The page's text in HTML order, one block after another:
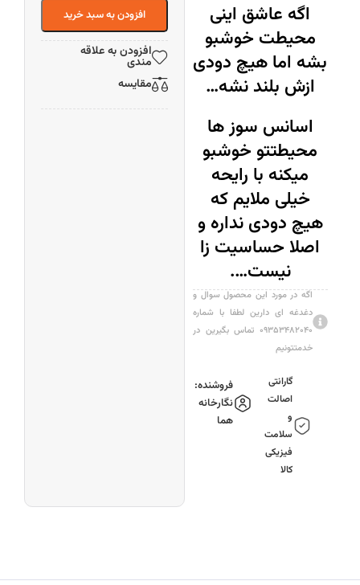
اگه عاشق اینی
محیطت خوشبو
بشه اما هیچ دودی
ازش بلند نشه…
اسانس سوز ها
محیطتتو خوشبو
میکنه با رایحه
خیلی ملایم که
هیچ دودی نداره و
اصلا حساسیت زا
نیست….
اگه در مورد این محصول سوال و
دغدغه ای دارین لطفا با شماره
۰۹۳۵۳۴۸۲۰۴۰ تماس بگیرین در
خدمتتونیم
گارانتی
اصالت
و
سلامت
فیزیکی
کالا
فروشنده:
نگارخانه
هما
افزودن به سبد خرید
افزودن به علاقه
مندی
مقایسه